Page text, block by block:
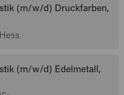
(m/w/d) Druckfarben,
(m/w/d) Edelmetall,